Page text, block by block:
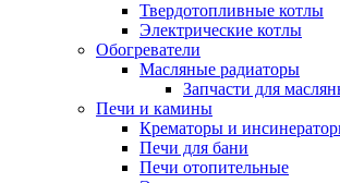
Твердотопливные котлы
Электрические котлы
Обогреватели
Масляные радиаторы
Запчасти для
Печи и камины
Крематоры и
Печи для бани
Печи отопительные